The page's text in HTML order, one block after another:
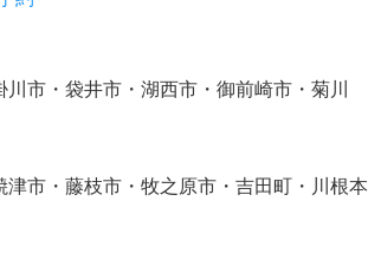
川市・袋井市・湖西市・御前崎市・菊川
津市・藤枝市・牧之原市・吉田町・川根本